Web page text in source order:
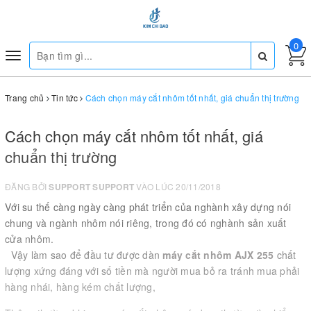
Toggle
navigation
0
Trang chủ Tin tức Cách chọn máy cắt nhôm tốt nhất, giá chuẩn thị trường
Cách chọn máy cắt nhôm tốt nhất, giá
chuẩn thị trường
ĐĂNG BỞISUPPORT SUPPORTVÀO LÚC 20/11/2018
Với su thế càng ngày càng phát triển của nghành xây dựng nói
chung và ngành nhôm nói riêng, trong đó có nghành sản xuất
cửa nhôm.
Vậy làm sao để đầu tư được dàn máy cắt nhôm AJX 255 chất
lượng xứng đáng với số tiền mà người mua bỏ ra tránh mua phải
hàng nhái, hàng kém chất lượng,